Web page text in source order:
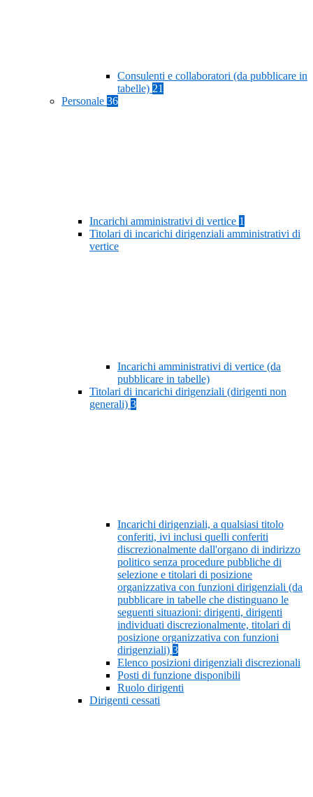
Consulenti e collaboratori (da pubblicare in
tabelle) 21
Personale 36
Incarichi amministrativi di vertice 1
Titolari di incarichi dirigenziali amministrativi di
vertice
Incarichi amministrativi di vertice (da
pubblicare in tabelle)
Titolari di incarichi dirigenziali (dirigenti non
generali) 3
Incarichi dirigenziali, a qualsiasi titolo
conferiti, ivi inclusi quelli conferiti
discrezionalmente dall'organo di indirizzo
politico senza procedure pubbliche di
selezione e titolari di posizione
organizzativa con funzioni dirigenziali (da
pubblicare in tabelle che distinguano le
seguenti situazioni: dirigenti, dirigenti
individuati discrezionalmente, titolari di
posizione organizzativa con funzioni
dirigenziali) 3
Elenco posizioni dirigenziali discrezionali
Posti di funzione disponibili
Ruolo dirigenti
Dirigenti cessati